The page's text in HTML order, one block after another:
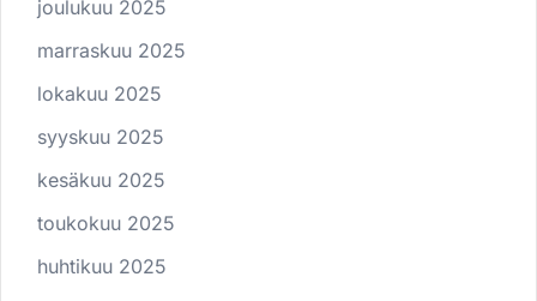
joulukuu 2025
marraskuu 2025
lokakuu 2025
syyskuu 2025
kesäkuu 2025
toukokuu 2025
huhtikuu 2025